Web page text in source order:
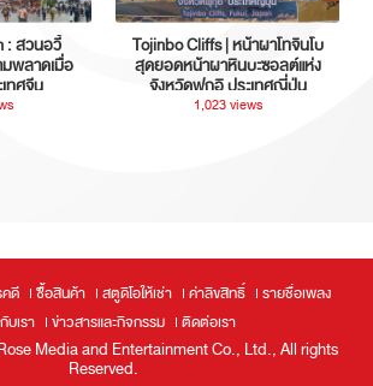
: สวนอวี้
พลาดเมื่อ
ทศจีน
Tojinbo Cliffs | หน้าผาโทจินโบ
สุดยอดหน้าผาหินบะซอลต์แห่ง
จังหวัดฟุกุอิ ประเทศญี่ปุ่น
1,023 views
ดี ซื้อสินค้า สตูดิโอให้เช่า ค่าลิขสิทธิ์
รายชื่อเพลง
บเรา
ข่าวสารและกิจกรรม ติดต่อเรา
Media and Entertainment Co., Ltd., All rights
Reserved.